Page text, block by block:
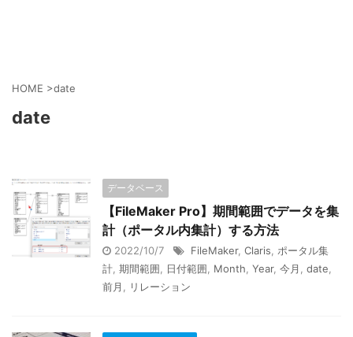
HOME >date
date
データベース
【FileMaker Pro】期間範囲でデータを集
計（ポータル内集計）する方法
2022/10/7 FileMaker, Claris
ポータル集
計 期間範囲 日付範囲 Month Year, 今月 date
前月
リレーション